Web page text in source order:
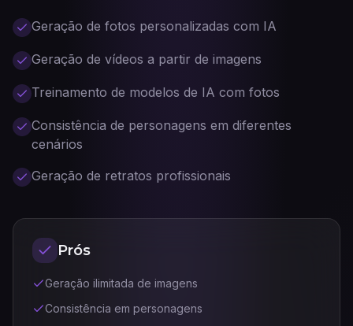
Geração de fotos personalizadas com IA
Geração de vídeos a partir de imagens
Treinamento de modelos de IA com fotos
Consistência de personagens em diferentes
cenários
Geração de retratos profissionais
Prós
Geração ilimitada de imagens
Consistência em personagens